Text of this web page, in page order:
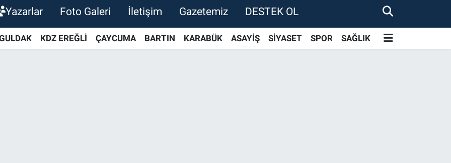
Yazarlar Foto Galeri İletişim Gazetemiz DESTEK OL
KDZ EREĞLİ ÇAYCUMA BARTIN KARABÜK ASAYİŞ SİYASET SPOR SAĞLIK